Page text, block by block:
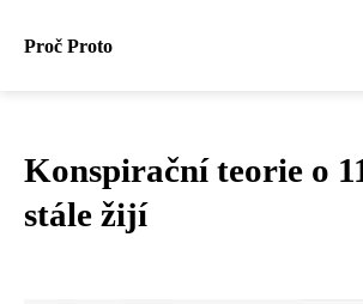
Proč Proto
Konspirační teorie o
stále žijí